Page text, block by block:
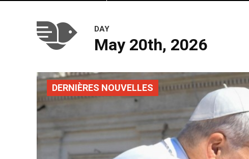
DAY
May 20th, 2026
DERNIÈRES NOUVELLES